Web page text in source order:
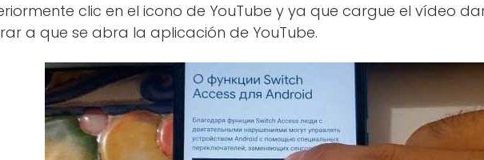
clic en el icono de YouTube y ya que cargue el vídeo
a que se abra la aplicación de YouTube.